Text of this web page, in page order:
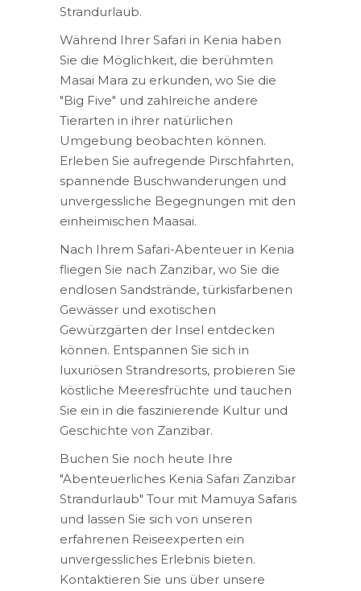
Strandurlaub.
Während Ihrer Safari in Kenia haben
Sie die Möglichkeit, die berühmten
Masai Mara zu erkunden, wo Sie die
"Big Five" und zahlreiche andere
Tierarten in ihrer natürlichen
Umgebung beobachten können.
Erleben Sie aufregende Pirschfahrten,
spannende Buschwanderungen und
unvergessliche Begegnungen mit den
einheimischen Maasai.
Nach Ihrem Safari-Abenteuer in Kenia
fliegen Sie nach Zanzibar, wo Sie die
endlosen Sandstrände, türkisfarbenen
Gewässer und exotischen
Gewürzgärten der Insel entdecken
können. Entspannen Sie sich in
luxuriösen Strandresorts, probieren Sie
köstliche Meeresfrüchte und tauchen
Sie ein in die faszinierende Kultur und
Geschichte von Zanzibar.
Buchen Sie noch heute Ihre
"Abenteuerliches Kenia Safari Zanzibar
Strandurlaub" Tour mit Mamuya Safaris
und lassen Sie sich von unseren
erfahrenen Reiseexperten ein
unvergessliches Erlebnis bieten.
Kontaktieren Sie uns über unsere